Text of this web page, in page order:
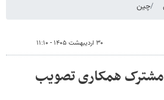
چین
۳۰ اردیبهشت ۱۴۰۵ - ۱۱:۱۰
مشترک همکاری تصویب